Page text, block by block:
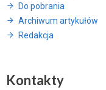
Do pobrania
Archiwum artykułów
Redakcja
Kontakty